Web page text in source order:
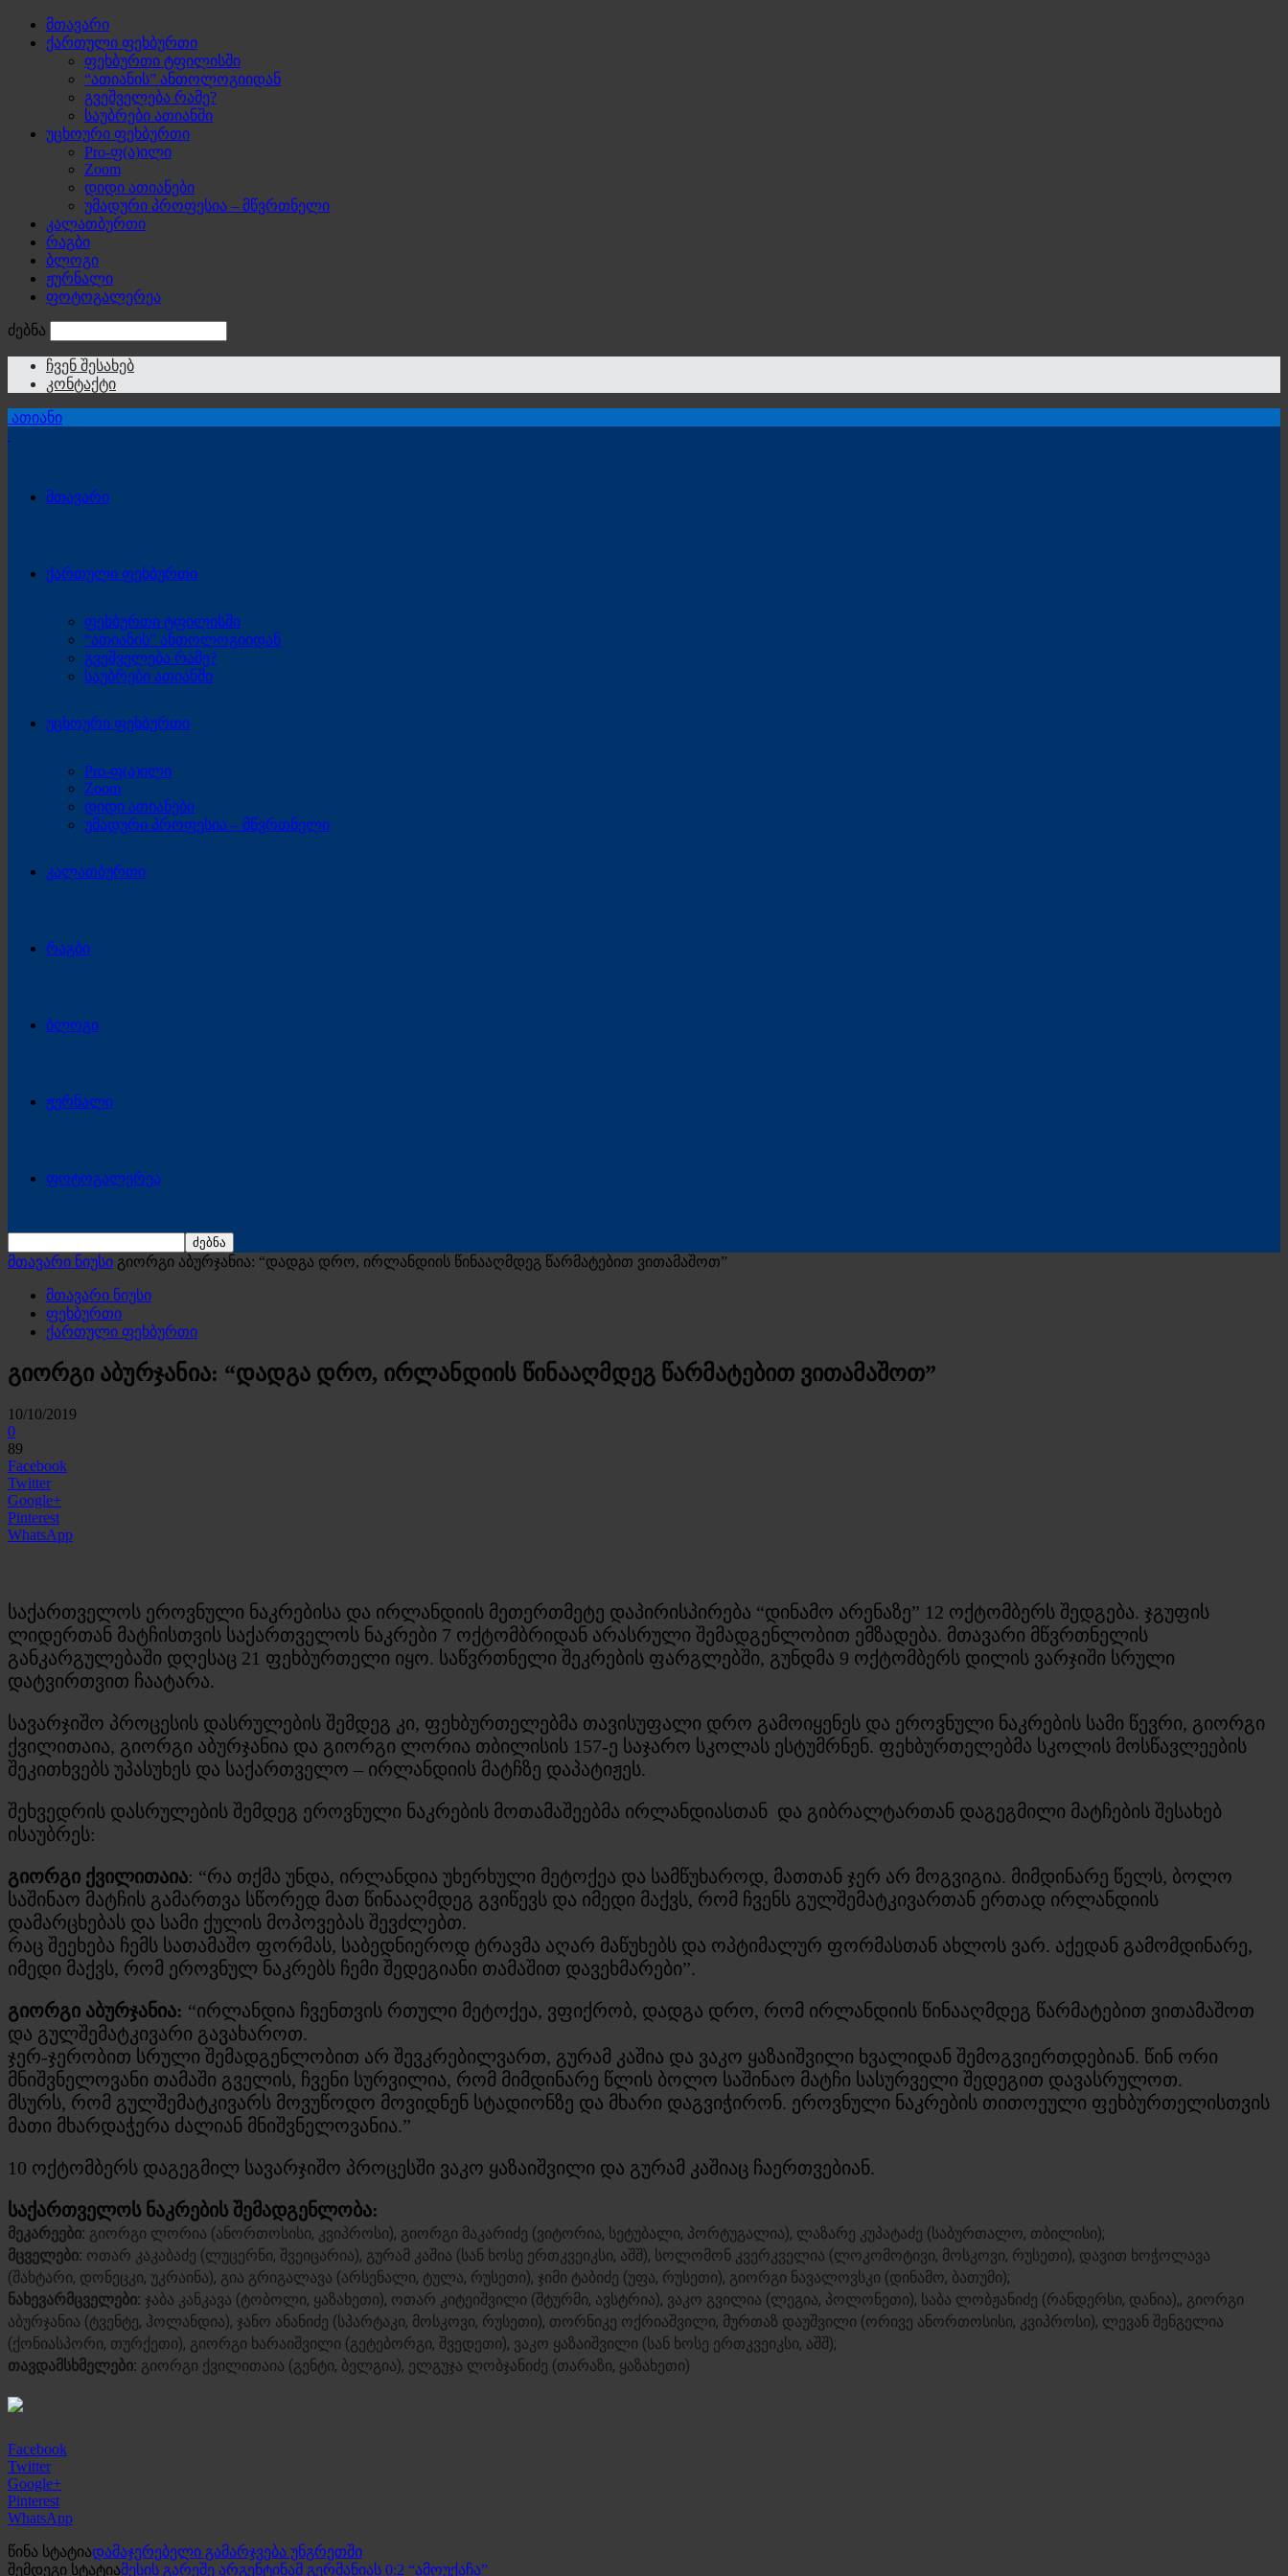
მთავარი
ქართული ფეხბურთი
ფეხბურთი ტფილისში
“ათიანის” ანთოლოგიიდან
გვეშველება რამე?
საუბრები ათიანში
უცხოური ფეხბურთი
Pro-ფ(ა)ილი
Zoom
დიდი ათიანები
უმადური პროფესია – მწვრთნელი
კალათბურთი
რაგბი
ბლოგი
ჟურნალი
ფოტოგალერეა
ძებნა
ჩვენ შესახებ
კონტაქტი
ათიანი
მთავარი
ქართული ფეხბურთი
ფეხბურთი ტფილისში
“ათიანის” ანთოლოგიიდან
გვეშველება რამე?
საუბრები ათიანში
უცხოური ფეხბურთი
Pro-ფ(ა)ილი
Zoom
დიდი ათიანები
უმადური პროფესია – მწვრთნელი
კალათბურთი
რაგბი
ბლოგი
ჟურნალი
ფოტოგალერეა
მთავარი ნიუსი გიორგი აბურჯანია: “დადგა დრო, ირლანდიის წინააღმდეგ წარმატებით ვითამაშოთ”
მთავარი ნიუსი
ფეხბურთი
ქართული ფეხბურთი
გიორგი აბურჯანია: “დადგა დრო, ირლანდიის წინააღმდეგ წარმატებით ვითამაშოთ”
10/10/2019
0
89
Facebook
Twitter
Google+
Pinterest
WhatsApp
საქართველოს ეროვნული ნაკრებისა და ირლანდიის მეთერთმეტე დაპირისპირება “დინამო არენაზე” 12 ოქტომბერს შედგება. ჯგუფის
ლიდერთან მატჩისთვის საქართველოს ნაკრები 7 ოქტომბრიდან არასრული შემადგენლობით ემზადება. მთავარი მწვრთნელის
განკარგულებაში დღესაც 21 ფეხბურთელი იყო. საწვრთნელი შეკრების ფარგლებში, გუნდმა 9 ოქტომბერს დილის ვარჯიში სრული
დატვირთვით ჩაატარა.
სავარჯიშო პროცესის დასრულების შემდეგ კი, ფეხბურთელებმა თავისუფალი დრო გამოიყენეს და ეროვნული ნაკრების სამი წევრი, გიორგი
ქვილითაია, გიორგი აბურჯანია და გიორგი ლორია თბილისის 157-ე საჯარო სკოლას ესტუმრნენ. ფეხბურთელებმა სკოლის მოსწავლეების
შეკითხვებს უპასუხეს და საქართველო – ირლანდიის მატჩზე დაპატიჟეს.
შეხვედრის დასრულების შემდეგ ეროვნული ნაკრების მოთამაშეებმა ირლანდიასთან და გიბრალტართან დაგეგმილი მატჩების შესახებ
ისაუბრეს:
გიორგი ქვილითაია: “რა თქმა უნდა, ირლანდია უხერხული მეტოქეა და სამწუხაროდ, მათთან ჯერ არ მოგვიგია. მიმდინარე წელს, ბოლო
საშინაო მატჩის გამართვა სწორედ მათ წინააღმდეგ გვიწევს და იმედი მაქვს, რომ ჩვენს გულშემატკივართან ერთად ირლანდიის
დამარცხებას და სამი ქულის მოპოვებას შევძლებთ.
რაც შეეხება ჩემს სათამაშო ფორმას, საბედნიეროდ ტრავმა აღარ მაწუხებს და ოპტიმალურ ფორმასთან ახლოს ვარ. აქედან გამომდინარე,
იმედი მაქვს, რომ ეროვნულ ნაკრებს ჩემი შედეგიანი თამაშით დავეხმარები”.
გიორგი აბურჯანია: “ირლანდია ჩვენთვის რთული მეტოქეა, ვფიქრობ, დადგა დრო, რომ ირლანდიის წინააღმდეგ წარმატებით ვითამაშოთ
და გულშემატკივარი გავახაროთ.
ჯერ-ჯერობით სრული შემადგენლობით არ შევკრებილვართ, გურამ კაშია და ვაკო ყაზაიშვილი ხვალიდან შემოგვიერთდებიან. წინ ორი
მნიშვნელოვანი თამაში გველის, ჩვენი სურვილია, რომ მიმდინარე წლის ბოლო საშინაო მატჩი სასურველი შედეგით დავასრულოთ.
მსურს, რომ გულშემატკივარს მოვუწოდო მოვიდნენ სტადიონზე და მხარი დაგვიჭირონ. ეროვნული ნაკრების თითოეული ფეხბურთელისთვის
მათი მხარდაჭერა ძალიან მნიშვნელოვანია.”
10 ოქტომბერს დაგეგმილ სავარჯიშო პროცესში ვაკო ყაზაიშვილი და გურამ კაშიაც ჩაერთვებიან.
საქართველოს ნაკრების შემადგენლობა:
მეკარეები: გიორგი ლორია (ანორთოსისი, კვიპროსი), გიორგი მაკარიძე (ვიტორია, სეტუბალი, პორტუგალია), ლაზარე კუპატაძე (საბურთალო, თბილისი);
მცველები: ოთარ კაკაბაძე (ლუცერნი, შვეიცარია), გურამ კაშია (სან ხოსე ერთკვეიკსი, აშშ), სოლომონ კვერკველია (ლოკომოტივი, მოსკოვი, რუსეთი), დავით ხოჭოლავა
(შახტარი, დონეცკი, უკრაინა), გია გრიგალავა (არსენალი, ტულა, რუსეთი), ჯიმი ტაბიძე (უფა, რუსეთი), გიორგი ნავალოვსკი (დინამო, ბათუმი);
ნახევარმცველები: ჯაბა კანკავა (ტობოლი, ყაზახეთი), ოთარ კიტეიშვილი (შტურმი, ავსტრია), ვაკო გვილია (ლეგია, პოლონეთი), საბა ლობჟანიძე (რანდერსი, დანია),, გიორგი
აბურჯანია (ტვენტე, ჰოლანდია), ჯანო ანანიძე (სპარტაკი, მოსკოვი, რუსეთი), თორნიკე ოქრიაშვილი, მურთაზ დაუშვილი (ორივე ანორთოსისი, კვიპროსი), ლევან შენგელია
(ქონიასპორი, თურქეთი), გიორგი ხარაიშვილი (გეტებორგი, შვედეთი), ვაკო ყაზაიშვილი (სან ხოსე ერთკვეიკსი, აშშ);
თავდამსხმელები: გიორგი ქვილითაია (გენტი, ბელგია), ელგუჯა ლობჯანიძე (თარაზი, ყაზახეთი)
Facebook
Twitter
Google+
Pinterest
WhatsApp
წინა სტატიადამაჯერებელი გამარჯვება უნგრეთში
შემდეგი სტატიამესის გარეშე არგენტინამ გერმანიას 0:2 “ამოუქაჩა”